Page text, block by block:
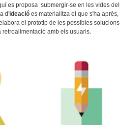
es proposa submergir-se en les vides
d'ideació es materialitza el que s'ha
el prototip de les possibles
amb els usuaris.